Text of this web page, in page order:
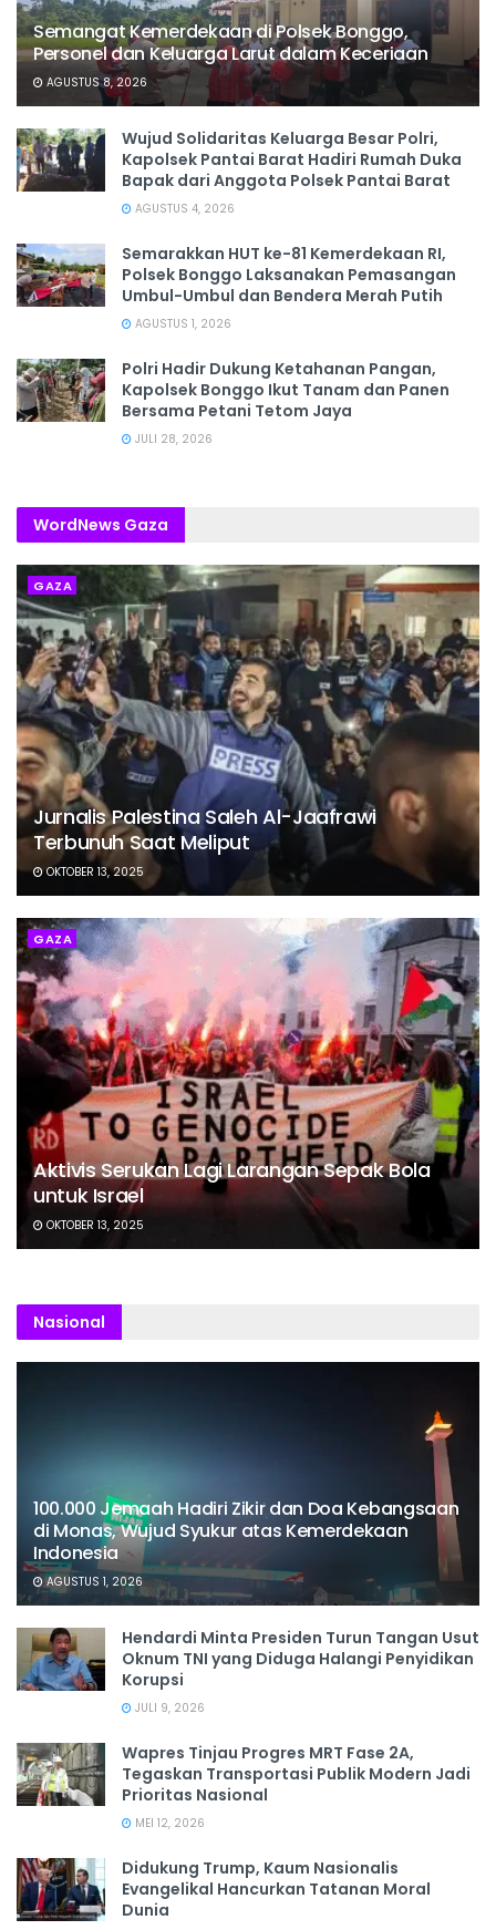
Semangat Kemerdekaan di Polsek Bonggo,
Personel dan Keluarga Larut dalam Keceriaan
AGUSTUS 8, 2026
Wujud Solidaritas Keluarga Besar Polri,
Kapolsek Pantai Barat Hadiri Rumah Duka
Bapak dari Anggota Polsek Pantai Barat
AGUSTUS 4, 2026
Semarakkan HUT ke-81 Kemerdekaan RI,
Polsek Bonggo Laksanakan Pemasangan
Umbul-Umbul dan Bendera Merah Putih
AGUSTUS 1, 2026
Polri Hadir Dukung Ketahanan Pangan,
Kapolsek Bonggo Ikut Tanam dan Panen
Bersama Petani Tetom Jaya
JULI 28, 2026
WordNews Gaza
GAZA
Jurnalis Palestina Saleh Al-Jaafrawi
Terbunuh Saat Meliput
OKTOBER 13, 2025
GAZA
Aktivis Serukan Lagi Larangan Sepak Bola
untuk Israel
OKTOBER 13, 2025
Nasional
100.000 Jemaah Hadiri Zikir dan Doa Kebangsaan
di Monas, Wujud Syukur atas Kemerdekaan
Indonesia
AGUSTUS 1, 2026
Hendardi Minta Presiden Turun Tangan Usut
Oknum TNI yang Diduga Halangi Penyidikan
Korupsi
JULI 9, 2026
Wapres Tinjau Progres MRT Fase 2A,
Tegaskan Transportasi Publik Modern Jadi
Prioritas Nasional
MEI 12, 2026
Didukung Trump, Kaum Nasionalis
Evangelikal Hancurkan Tatanan Moral
Dunia